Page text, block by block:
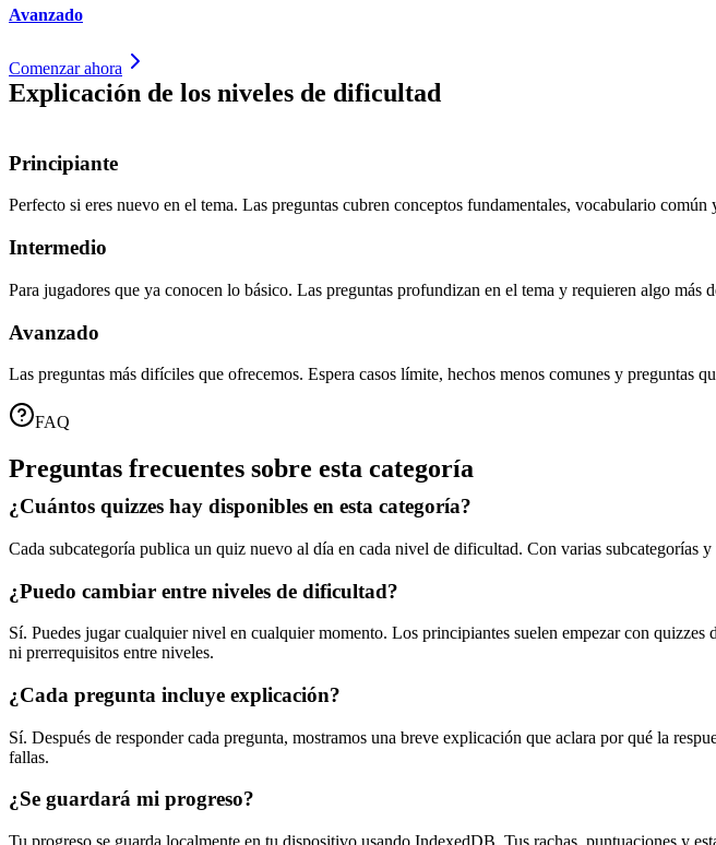
Avanzado
Comenzar ahora
Explicación de los niveles de dificultad
Principiante
Perfecto si eres nuevo en el tema. Las preguntas cubren conceptos fundamentales, vocabulario
Intermedio
Para jugadores que ya conocen lo básico. Las preguntas profundizan en el tema y requieren algo
Avanzado
Las preguntas más difíciles que ofrecemos. Espera casos límite, hechos menos comunes y preguntas
FAQ
Preguntas frecuentes sobre esta categoría
¿Cuántos quizzes hay disponibles en esta categoría?
Cada subcategoría publica un quiz nuevo al día en cada nivel de dificultad. Con varias subcategorías
¿Puedo cambiar entre niveles de dificultad?
Sí. Puedes jugar cualquier nivel en cualquier momento. Los principiantes suelen empezar con
ni prerrequisitos entre niveles.
¿Cada pregunta incluye explicación?
Sí. Después de responder cada pregunta, mostramos una breve explicación que aclara por qué la
fallas.
¿Se guardará mi progreso?